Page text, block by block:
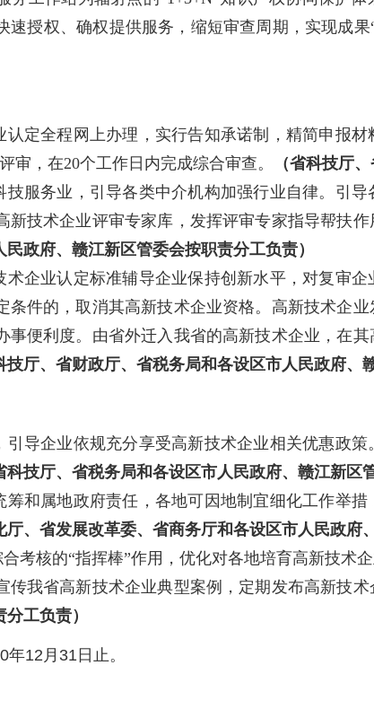
授权、确权提供服务，缩短审查周期，实现成果“
认定全程网上办理，实行告知承诺制，精简申报
审，在20个工作日内完成综合审查。
（省科技厅
技服务业，引导各类中介机构加强行业自律。引
技术企业评审专家库，发挥评审专家指导帮扶
政府、赣江新区管委会按职责分工负责）
术企业认定标准辅导企业保持创新水平，对复审
件的，取消其高新技术企业资格。高新技术企
便利度。由省外迁入我省的高新技术企业，在
技厅、省财政厅、省税务局和各设区市人民政府、
引导企业依规充分享受高新技术企业相关优惠政
科技厅、省税务局和各设区市人民政府、赣江新区
筹和属地政府责任，各地可因地制宜细化工作举措
厅、省发展改革委、省商务厅和各设区市人民政府
考核的“指挥棒”作用，优化对各地培育高新技术
我省高新技术企业典型案例，定期发布高新技术
工负责）
12月31日止。